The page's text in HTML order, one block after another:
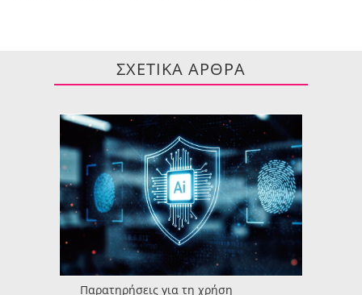
ΣΧΕΤΙΚΑ ΑΡΘΡΑ
Παρατηρήσεις για τη χρήση